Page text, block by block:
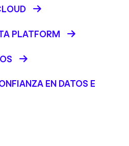
PLATFORM
EN DATOS E